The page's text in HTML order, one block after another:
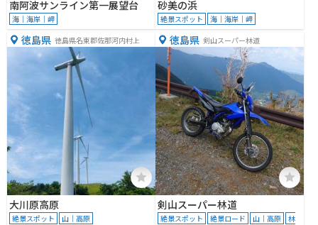
南阿波サンライン第一展望台
海｜海岸｜岬
砂美の浜
絶景スポット 海｜海岸｜岬
徳島県 徳島県名東郡佐那河内村上
大川原高原
絶景スポット 山｜高原
徳島県 剣山スーパー林道
剣山スーパー林道
絶景スポット 絶景ロード 山｜高原
林